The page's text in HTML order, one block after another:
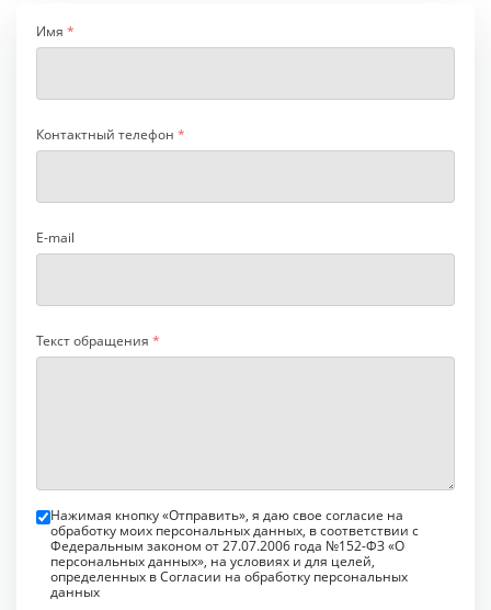
Имя *
Контактный телефон *
E-mail
Текст обращения *
Нажимая кнопку «Отправить», я даю свое согласие на
обработку моих персональных данных, в соответствии с
Федеральным законом от 27.07.2006 года №152-ФЗ «О
персональных данных», на условиях и для целей,
определенных в Согласии на обработку персональных
данных